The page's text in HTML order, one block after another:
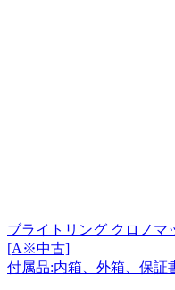
ブライトリング クロノマ
[A※中古]
付属品:内箱、外箱、保証